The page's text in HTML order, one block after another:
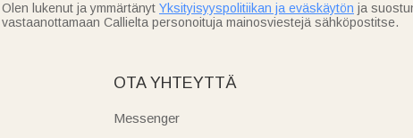
Olen lukenut ja ymmärtänyt Yksityisyyspolitiikan ja eväskäytön ja
vastaanottamaan Callielta personoituja mainosviestejä sähköpostitse.
OTA YHTEYTTÄ
Messenger